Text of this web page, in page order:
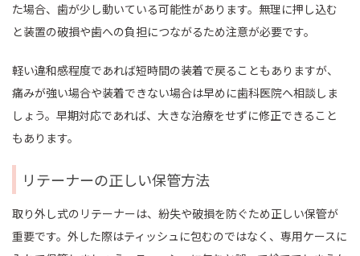
た場合、歯が少し動いている可能性があります。無理に押し込む
と装置の破損や歯への負担につながるため注意が必要です。
軽い違和感程度であれば短時間の装着で戻ることもありますが、
痛みが強い場合や装着できない場合は早めに歯科医院へ相談しま
しょう。早期対応であれば、大きな治療をせずに修正できること
もあります。
リテーナーの正しい保管方法
取り外し式のリテーナーは、紛失や破損を防ぐため正しい保管が
重要です。外した際はティッシュに包むのではなく、専用ケースに